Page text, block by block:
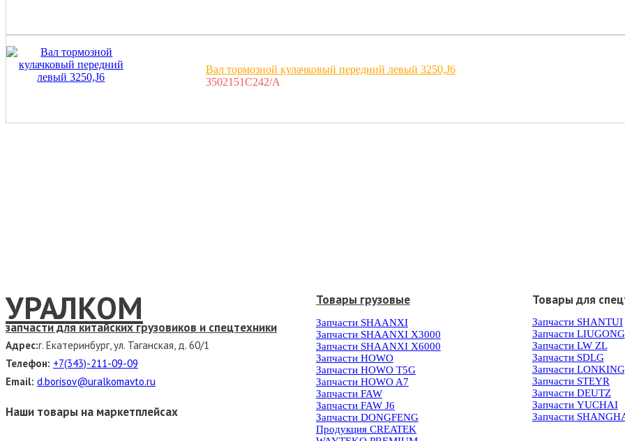
Вал тормозной кулачковый передний левый 3250,J6
3502151C242/A
УРАЛКОМ
запчасти для китайских грузовиков и спецтехники
Адрес:г. Екатеринбург, ул. Таганская, д. 60/1
Телефон: +7(343)-211-09-09
Email: d.borisov@uralkomavto.ru
Наши товары на маркетплейсах
Товары грузовые
Запчасти SHAANXI
Запчасти SHAANXI X3000
Запчасти SHAANXI X6000
Запчасти HOWO
Запчасти HOWO T5G
Запчасти HOWO A7
Запчасти FAW
Запчасти FAW J6
Запчасти DONGFENG
Продукция CREATEK
Товары для
Запчасти SHANTUI
Запчасти LIUGONG
Запчасти LW ZL
Запчасти SDLG
Запчасти
Запчасти STEYR
Запчасти DEUTZ
Запчасти YUCHAI
Запчасти